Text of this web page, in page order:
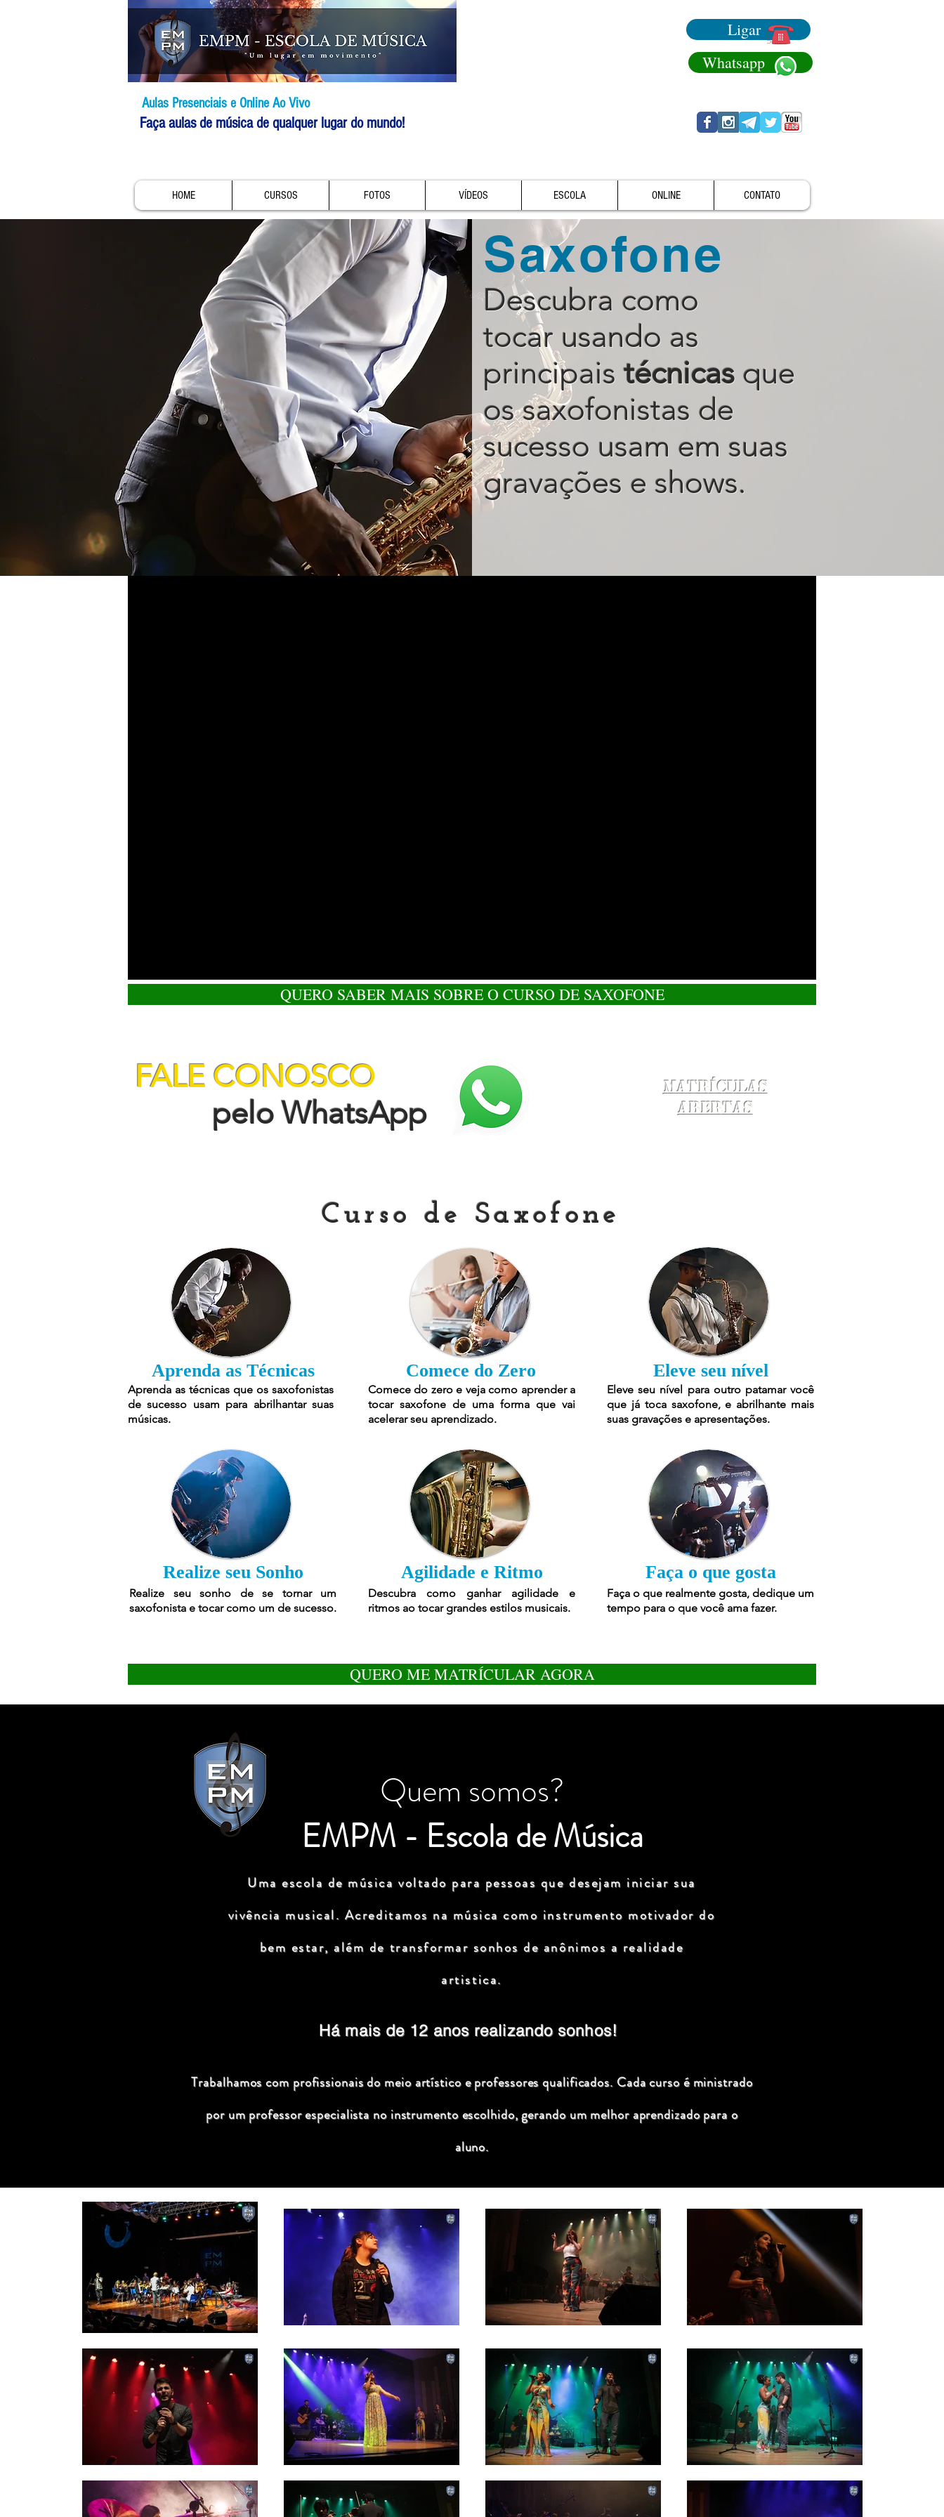
Ligar
Whatsapp
Aulas Presenciais e Online Ao Vivo
Faça aulas de música de qualquer lugar do mundo!
HOME CURSOS FOTOS VÍDEOS ESCOLA ONLINE CONTATO
Saxofone
Descubra como
tocar usando as
principaistécnicas que
os saxofonistas de
sucesso usam em suas
gravações e shows.
QUERO SABER MAIS SOBRE O CURSO DE SAXOFONE
FALE CONOSCO
pelo WhatsApp
Matrículas
Abertas
Curso de Saxofone
Aprenda as Técnicas
Aprenda as técnicas que os saxofonistas
de sucesso usam para abrilhantar suas
músicas.
Realize seu Sonho
Realize seu sonho de se tornar um
saxofonista e tocar como um de sucesso.
Comece do Zero
Comece do zero e veja como aprender a
tocar saxofone de uma forma que vai
acelerar seu aprendizado.
Agilidade e Ritmo
Descubra como ganhar agilidade e
ritmos ao tocar grandes estilos musicais.
Eleve seu nível
Eleve seu nível para outro patamar você
que já toca saxofone, e abrilhante mais
suas gravações e apresentações.
Faça o que gosta
Faça o que realmente gosta, dedique um
tempo para o que você ama fazer.
QUERO ME MATRÍCULAR AGORA
Quem somos?
EMPM - Escola de Música
Uma escola de música voltado para pessoas que desejam iniciar sua
vivência musical. Acreditamos na música como instrumento motivador do
bem estar, além de transformar sonhos de anônimos a realidade
artistica.
Há mais de 12 anos realizando sonhos!
Trabalhamos com profissionais do meio artístico e professores qualificados. Cada curso é ministrado
por um professor especialista no instrumento escolhido, gerando um melhor aprendizado para o
aluno.